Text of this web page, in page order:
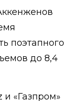
поэтапного
до 8,4
и «Газпром»